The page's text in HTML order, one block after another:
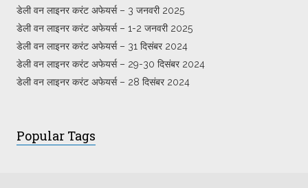
डेली वन लाइनर करंट अफेयर्स – 3 जनवरी 2025
डेली वन लाइनर करंट अफेयर्स – 1-2 जनवरी 2025
डेली वन लाइनर करंट अफेयर्स – 31 दिसंबर 2024
डेली वन लाइनर करंट अफेयर्स – 29-30 दिसंबर 2024
डेली वन लाइनर करंट अफेयर्स – 28 दिसंबर 2024
Popular Tags